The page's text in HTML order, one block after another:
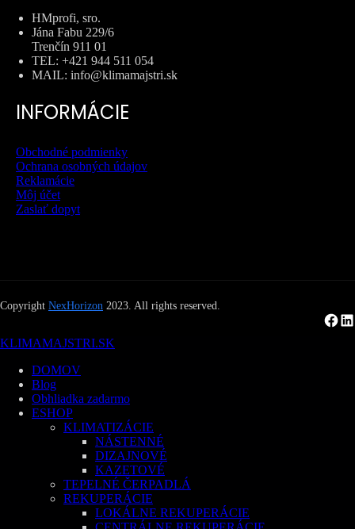
HMprofi, sro.
Jána Fabu 229/6
Trenčín 911 01
TEL: +421 944 511 054
MAIL: info@klimamajstri.sk
INFORMÁCIE
Obchodné podmienky
Ochrana osobných údajov
Reklamácie
Môj účet
Zaslať dopyt
Copyright NexHorizon 2023. All rights reserved.
Facebook
LinkedIn
KLIMAMAJSTRI.SK
DOMOV
Blog
Obhliadka zadarmo
ESHOP
KLIMATIZÁCIE
NÁSTENNÉ
DIZAJNOVÉ
KAZETOVÉ
TEPELNÉ ČERPADLÁ
REKUPERÁCIE
LOKÁLNE REKUPERÁCIE